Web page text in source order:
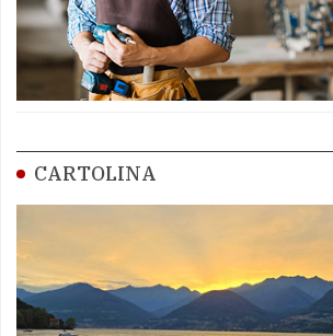
CARTOLINA